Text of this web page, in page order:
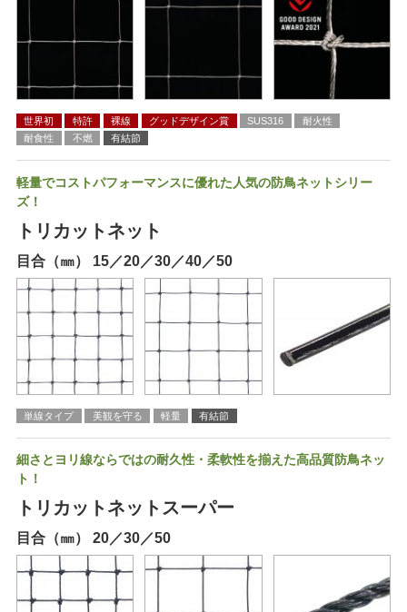
世界初 特許 裸線 グッドデザイン賞 SUS316
耐火性
耐食性
不燃 有結節
軽量でコストパフォーマンスに優れた人気の防鳥ネットシリー
ズ！
トリカットネット
目合（㎜） 15／20／30／40／50
単線タイプ 美観を守る 軽量 有結節
細さとヨリ線ならではの耐久性・柔軟性を揃えた高品質防鳥ネッ
ト！
トリカットネットスーパー
目合（㎜） 20／30／50